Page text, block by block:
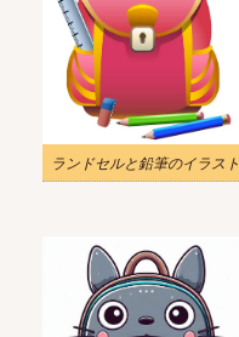
ランドセルと鉛筆のイラスト